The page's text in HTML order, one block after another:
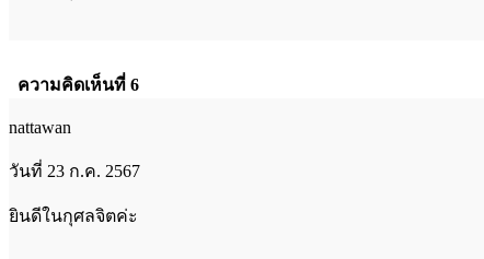
ความคิดเห็นที่ 6
nattawan
วันที่ 23 ก.ค. 2567
ยินดีในกุศลจิตค่ะ